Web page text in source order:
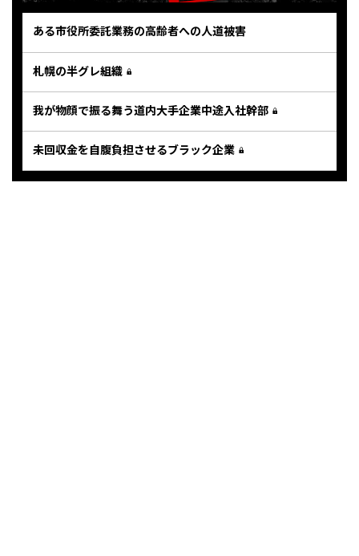
ある市役所委託業務の高齢者への人道被害
札幌の半グレ組織
我が物顔で振る舞う道内大手企業中途入社幹部
未回収金を自腹負担させるブラック企業